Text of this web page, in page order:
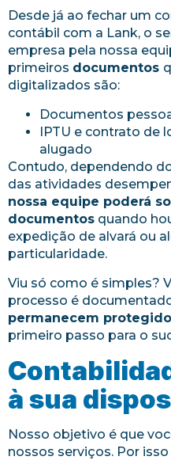
Desde já ao fechar um
contábil com a Lank, o
empresa pela nossa
primeiros documentos
digitalizados são:
Documentos
IPTU e contrato de
alugado
Contudo, dependendo
das atividades
nossa equipe poderá
documentos quando
expedição de alvará ou
particularidade.
Viu só como é simples?
processo é
permanecem
primeiro passo para o
à sua
Nosso objetivo é que
nossos serviços. Por